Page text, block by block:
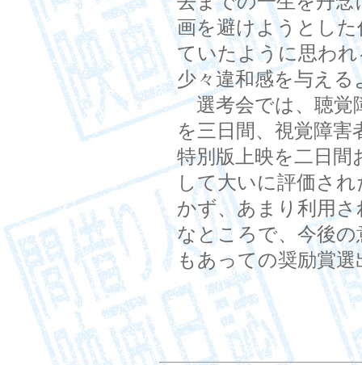
画を避けようとし
ていたように思わ
少々違和感を与え
選考会では、聴覚
を三日間、視覚障
特別版上映を二日
して大いに評価さ
かず、あまり利用
なところで、今後
もあっての奨励賞